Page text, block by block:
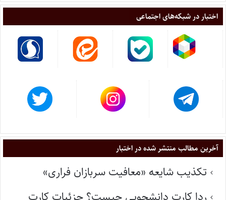
اختبار در شبکه‌های اجتماعی
آخرین مطالب منتشر شده در اختبار
تکذیب شایعه «معافیت سربازان فراری»